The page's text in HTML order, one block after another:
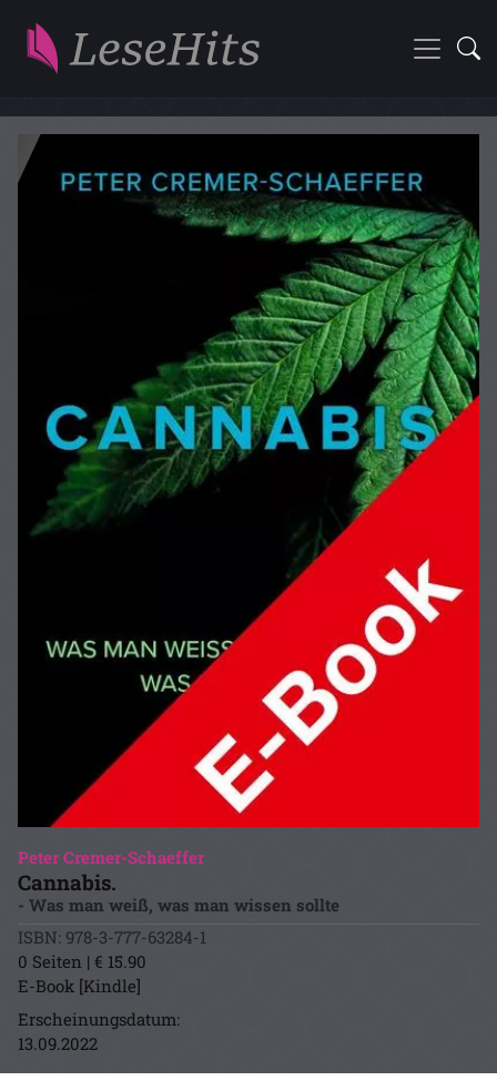
Peter Cremer-Schaeffer
Cannabis.
- Was man weiß, was man wissen sollte
ISBN: 978-3-777-63284-1
0 Seiten | € 15.90
E-Book [Kindle]
Erscheinungsdatum:
13.09.2022